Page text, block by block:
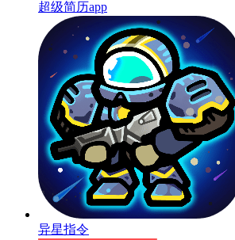
超级简历app
异星指令